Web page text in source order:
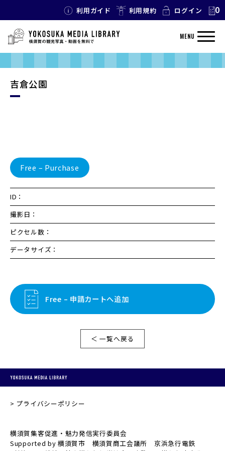
利用ガイド 利用規約 ログイン 0
MENU
吉倉公園
Free – Purchase
ID：
撮影日：
ピクセル数：
データサイズ：
Free – 申請カートへ追加
＜ 一覧へ戻る
プライバシーポリシー
横須賀集客促進・魅力発信実行委員会
Supported by 横須賀市 横須賀商工会議所 京浜急行電鉄